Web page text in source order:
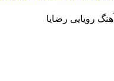
رویایی رضایا